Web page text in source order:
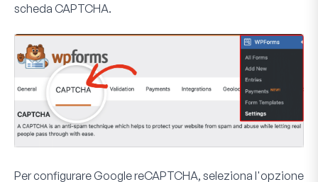
scheda CAPTCHA.
Per configurare Google reCAPTCHA, seleziona l'opzione